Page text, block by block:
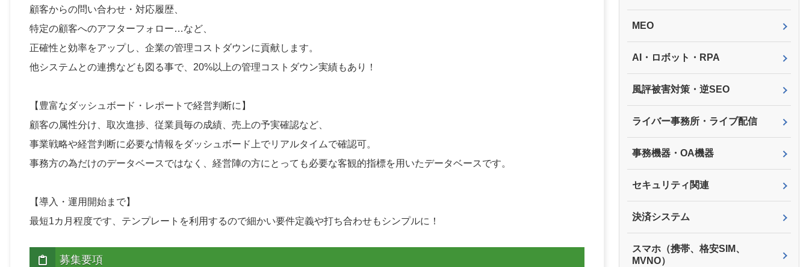
顧客からの問い合わせ・対応履歴、
特定の顧客へのアフターフォロー…など、
正確性と効率をアップし、企業の管理コストダウンに貢献します。
他システムとの連携なども図る事で、20%以上の管理コストダウン実績もあり！
【豊富なダッシュボード・レポートで経営判断に】
顧客の属性分け、取次進捗、従業員毎の成績、売上の予実確認など、
事業戦略や経営判断に必要な情報をダッシュボード上でリアルタイムで確認可。
事務方の為だけのデータベースではなく、経営陣の方にとっても必要な客観的指標を用いたデータベースです。
【導入・運用開始まで】
最短1カ月程度です、テンプレートを利用するので細かい要件定義や打ち合わせもシンプルに！
募集要項
MEO
AI・ロボット・RPA
風評被害対策・逆SEO
ライバー事務所・ライブ配信
事務機器・OA機器
セキュリティ関連
決済システム
スマホ（携帯、格安SIM、
MVNO）